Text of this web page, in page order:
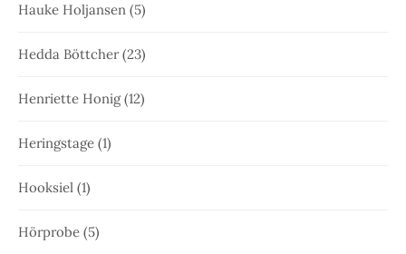
Hauke Holjansen (5)
Hedda Böttcher(23)
Henriette Honig(12)
Heringstage (1)
Hooksiel (1)
Hörprobe (5)